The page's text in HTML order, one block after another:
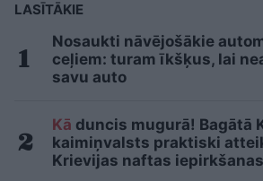
LASĪTĀKIE
Nosaukti nāvējošākie
ceļiem: turam īkšķus, lai
savu auto
Kā duncis mugurā! Bagātā
kaimiņvalsts praktiski
Krievijas naftas iepirkšanas